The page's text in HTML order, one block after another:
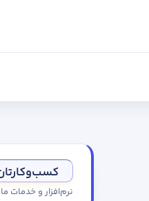
نرم‌افزار و